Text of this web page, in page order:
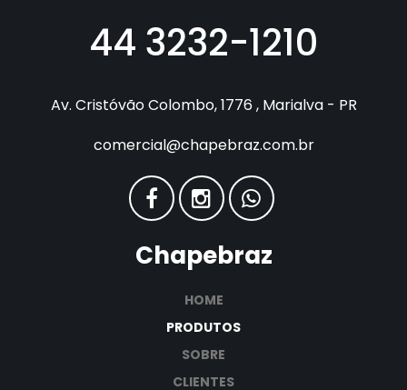
44 3232-1210
Av. Cristóvão Colombo, 1776 , Marialva - PR
comercial@chapebraz.com.br
Chapebraz
HOME
PRODUTOS
SOBRE
CLIENTES